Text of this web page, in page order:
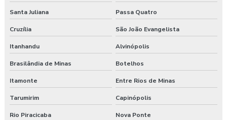
Santa Juliana Passa Quatro
Cruzília São João Evangelista
Itanhandu Alvinópolis
Brasilândia de Minas Botelhos
Itamonte Entre Rios de Minas
Tarumirim Capinópolis
Rio Piracicaba Nova Ponte